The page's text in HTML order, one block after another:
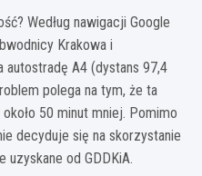
Według nawigacji Google
Krakowa i
A4 (dystans 97,4
polega na tym, że ta
50 minut mniej. Pomimo
decyduje się na skorzystanie
uzyskane od GDDKiA.